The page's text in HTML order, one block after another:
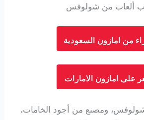
ألعاب من شولوفس
من امازون السعودية
على امازون الامارات
ومصنع من أجود الخامات،